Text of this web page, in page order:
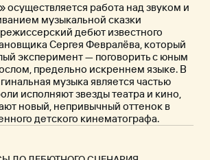
работа над звуком и
музыкальной сказки
дебют известного
Сергея Февралёва, который
эксперимент — поговорить с юным
предельно искреннем языке. В
музыка является частью
исполняют звезды театра и кино,
новый, непривычный оттенок в
детского кинематографа.